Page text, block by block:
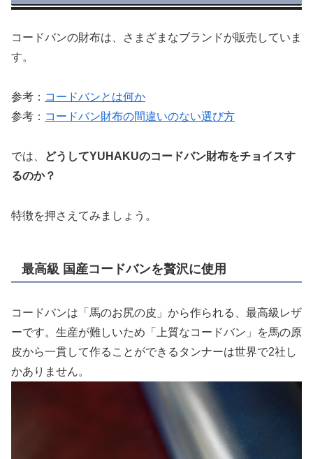
コードバンの財布は、さまざまなブランドが販売していま
す。
参考： コードバンとは何か
参考： コードバン財布の間違いのない選び方
では、
どうしてYUHAKUのコードバン財布をチョイスす
るのか？
特徴を押さえてみましょう。
最高級 国産コードバンを贅沢に使用
コードバンは「馬のお尻の皮」から作られる、最高級レザ
ーです。生産が難しいため「上質なコードバン」を馬の原
皮から一貫して作ることができるタンナーは世界で2社し
かありません。